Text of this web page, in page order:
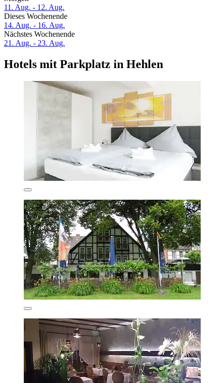
11. Aug. - 12. Aug.
Dieses Wochenende
14. Aug. - 16. Aug.
Nächstes Wochenende
21. Aug. - 23. Aug.
Hotels mit Parkplatz in Hehlen